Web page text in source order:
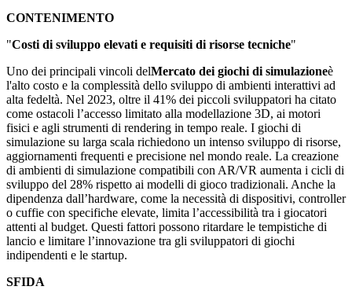
CONTENIMENTO
"Costi di sviluppo elevati e requisiti di risorse tecniche"
Uno dei principali vincoli delMercato dei giochi di simulazioneè
l'alto costo e la complessità dello sviluppo di ambienti interattivi ad
alta fedeltà. Nel 2023, oltre il 41% dei piccoli sviluppatori ha citato
come ostacoli l’accesso limitato alla modellazione 3D, ai motori
fisici e agli strumenti di rendering in tempo reale. I giochi di
simulazione su larga scala richiedono un intenso sviluppo di risorse,
aggiornamenti frequenti e precisione nel mondo reale. La creazione
di ambienti di simulazione compatibili con AR/VR aumenta i cicli di
sviluppo del 28% rispetto ai modelli di gioco tradizionali. Anche la
dipendenza dall’hardware, come la necessità di dispositivi, controller
o cuffie con specifiche elevate, limita l’accessibilità tra i giocatori
attenti al budget. Questi fattori possono ritardare le tempistiche di
lancio e limitare l’innovazione tra gli sviluppatori di giochi
indipendenti e le startup.
SFIDA